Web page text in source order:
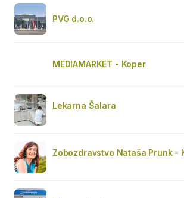
PVG d.o.o.
MEDIAMARKET - Koper
Lekarna Šalara
Zobozdravstvo Nataša Prunk -